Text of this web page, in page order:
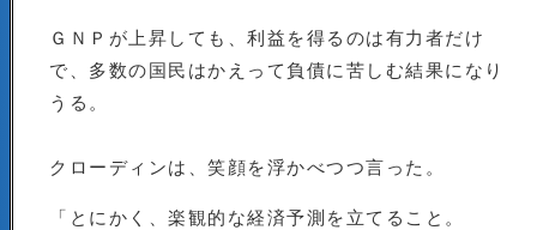
ＧＮＰが上昇しても、利益を得るのは有力者だけ
で、多数の国民はかえって負債に苦しむ結果になり
うる。
クローディンは、笑顔を浮かべつつ言った。
「とにかく、楽観的な経済予測を立てること。